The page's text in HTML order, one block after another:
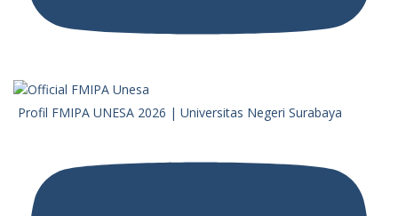
Profil FMIPA UNESA 2026 | Universitas Negeri Surabaya